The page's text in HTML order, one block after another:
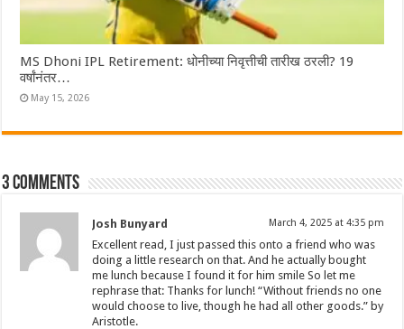
MS Dhoni IPL Retirement: धोनीच्या निवृत्तीची तारीख ठरली? 19
वर्षांनंतर…
May 15, 2026
3 comments
Josh Bunyard March 4, 2025 at 4:35 pm
Excellent read, I just passed this onto a friend who was
doing a little research on that. And he actually bought
me lunch because I found it for him smile So let me
rephrase that: Thanks for lunch! “Without friends no one
would choose to live, though he had all other goods.” by
Aristotle.